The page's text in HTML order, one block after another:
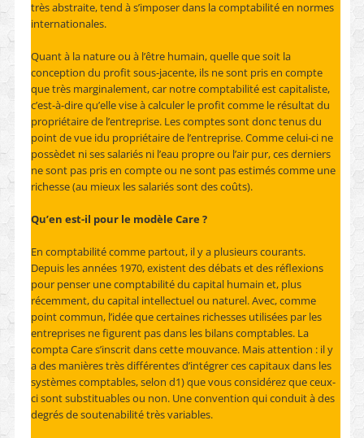
très abstraite, tend à s’imposer dans la comptabilité en normes
internationales.
Quant à la nature ou à l’être humain, quelle que soit la
conception du profit sous-jacente, ils ne sont pris en compte
que très marginalement, car notre comptabilité est capitaliste,
c’est-à-dire qu’elle vise à calculer le profit comme le résultat du
propriétaire de l’entreprise. Les comptes sont donc tenus du
point de vue idu propriétaire de l’entreprise. Comme celui-ci ne
possèdet ni ses salariés ni l’eau propre ou l’air pur, ces derniers
ne sont pas pris en compte ou ne sont pas estimés comme une
richesse (au mieux les salariés sont des coûts).
Qu’en est-il pour le modèle Care ?
En comptabilité comme partout, il y a plusieurs courants.
Depuis les années 1970, existent des débats et des réflexions
pour penser une comptabilité du capital humain et, plus
récemment, du capital intellectuel ou naturel. Avec, comme
point commun, l’idée que certaines richesses utilisées par les
entreprises ne figurent pas dans les bilans comptables. La
compta Care s’inscrit dans cette mouvance. Mais attention : il y
a des manières très différentes d’intégrer ces capitaux dans les
systèmes comptables, selon d1) que vous considérez que ceux-
ci sont substituables ou non. Une convention qui conduit à des
degrés de soutenabilité très variables.